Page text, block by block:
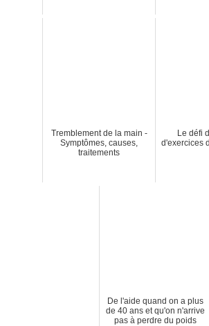
Tremblement de la main -
Symptômes, causes,
traitements
Le défi
d'exercices
De l'aide quand on a plus
de 40 ans et qu'on n'arrive
pas à perdre du poids